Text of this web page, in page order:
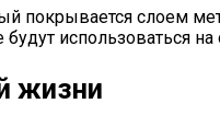
покрывается слоем
использоваться
жизни